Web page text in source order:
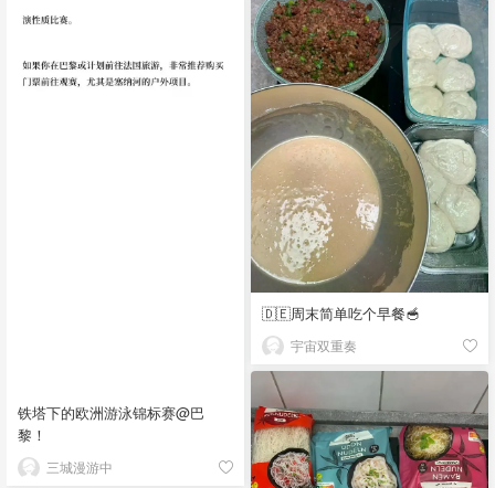
🇩🇪周末简单吃个早餐🥣
宇宙双重奏
铁塔下的欧洲游泳锦标赛@巴
黎！
三城漫游中